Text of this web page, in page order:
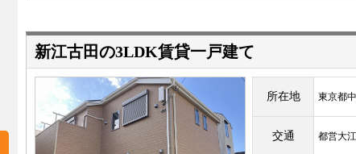
新江古田の3LDK賃貸一戸建て
所在地 東京都
交通 都営大